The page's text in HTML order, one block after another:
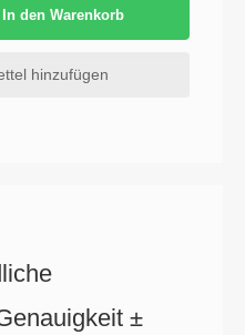
In den Warenkorb
hinzufügen
±